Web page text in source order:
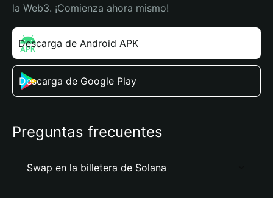
la Web3. ¡Comienza ahora mismo!
Descarga de Android APK
Descarga de Google Play
Preguntas frecuentes
Swap en la billetera de Solana